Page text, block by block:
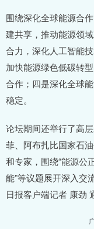
围绕深化全球能源合
建共享，推动能源领
合力，深化人工智能
加快能源绿色低碳转
合作；四是深化全球
稳定。
论坛期间还举行了高
菲、阿布扎比国家石
和专家，围绕“能源公
能”等议题展开深入交
日报客户端记者 康劲